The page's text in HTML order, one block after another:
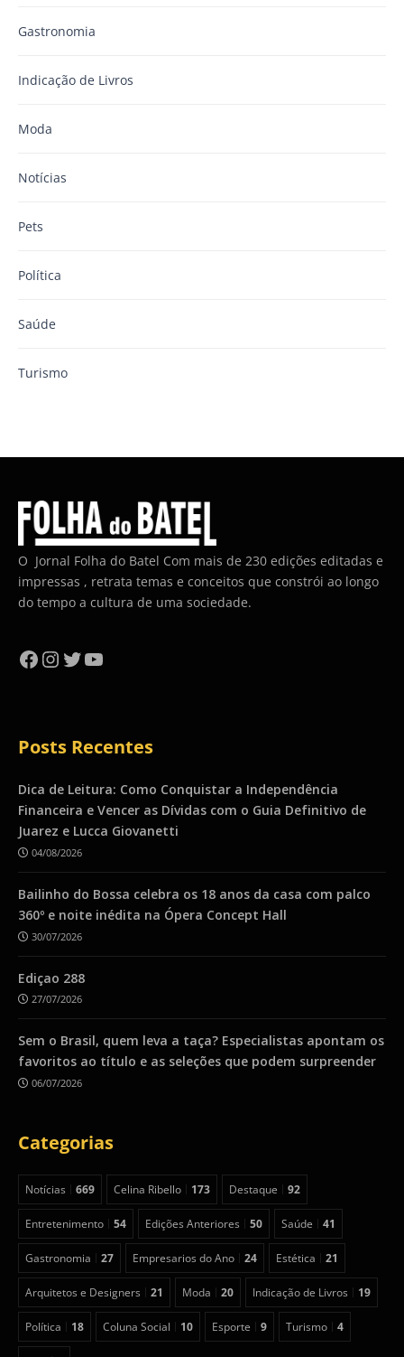
Gastronomia
Indicação de Livros
Moda
Notícias
Pets
Política
Saúde
Turismo
O Jornal Folha do Batel Com mais de 230 edições editadas e
impressas , retrata temas e conceitos que constrói ao longo
do tempo a cultura de uma sociedade.
Facebook
Instagram
Twitter
YouTube
Posts Recentes
Dica de Leitura: Como Conquistar a Independência
Financeira e Vencer as Dívidas com o Guia Definitivo de
Juarez e Lucca Giovanetti
04/08/2026
Bailinho do Bossa celebra os 18 anos da casa com palco
360º e noite inédita na Ópera Concept Hall
30/07/2026
Ediçao 288
27/07/2026
Sem o Brasil, quem leva a taça? Especialistas apontam os
favoritos ao título e as seleções que podem surpreender
06/07/2026
Categorias
Notícias 669 Celina Ribello 173 Destaque 92
Entretenimento 54 Edições Anteriores 50 Saúde 41
Gastronomia 27 Empresarios do Ano 24 Estética 21
Arquitetos e Designers 21 Moda 20 Indicação de Livros 19
Política 18 Coluna Social 10 Esporte 9 Turismo 4